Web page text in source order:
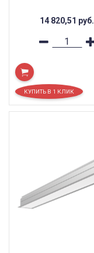
14 820,51 руб.